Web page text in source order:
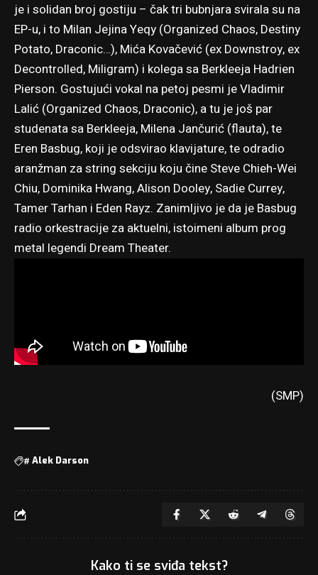
je i solidan broj gostiju – čak tri bubnjara svirala su na
EP-u, i to Milan Jejina Yeqy (Organized Chaos, Destiny
Potato, Draconic…), Mića Kovačević (ex Downstroy, ex
Decontrolled, Miligram) i kolega sa Berkleeja Hadrien
Pierson. Gostujući vokal na petoj pesmi je Vladimir
Lalić (Organized Chaos, Draconic), a tu je još par
studenata sa Berkleeja, Milena Jančurić (flauta), te
Eren Basbug, koji je odsvirao klavijature, te odradio
aranžman za string sekciju koju čine Steve Chieh-Wei
Chiu, Dominika Hwang, Alison Dooley, Sadie Currey,
Tamer Tarhan i Eden Rayz. Zanimljivo je da je Basbug
radio orkestracije za aktuelni, istoimeni album prog
metal legendi Dream Theater.
(SMP)
# Alek Darson
Kako ti se sviđa tekst?